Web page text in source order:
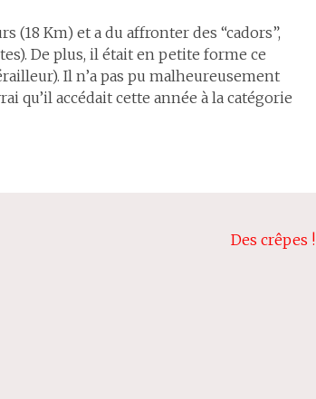
(18 Km) et a du affronter des “cadors”,
De plus, il était en petite forme ce
Il n’a pas pu malheureusement
qu’il accédait cette année à la catégorie
Des crêpes !